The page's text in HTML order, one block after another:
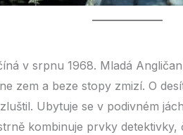
v srpnu 1968. Mladá
zem a beze stopy zmizí. O
Ubytuje se v podivném
kombinuje prvky